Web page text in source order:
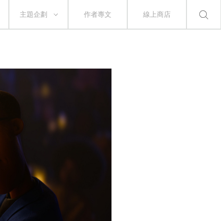
主題企劃 作者專文 線上商店